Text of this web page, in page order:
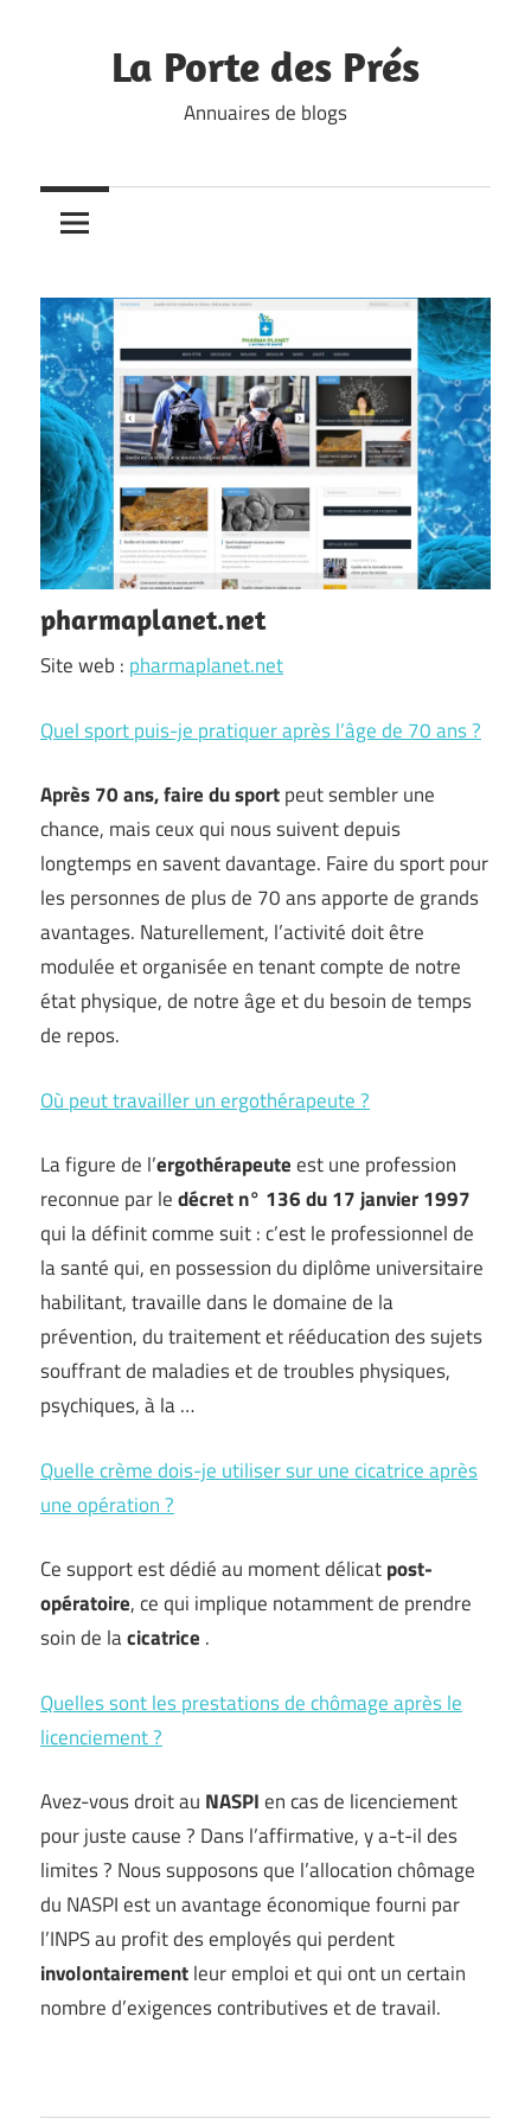
La Porte des Prés
Annuaires de blogs
pharmaplanet.net
Site web : pharmaplanet.net
Quel sport puis-je pratiquer après l’âge de 70 ans ?
Après 70 ans, faire du sportpeut sembler une
chance, mais ceux qui nous suivent depuis
longtemps en savent davantage. Faire du sport pour
les personnes de plus de 70 ans apporte de grands
avantages. Naturellement, l’activité doit être
modulée et organisée en tenant compte de notre
état physique, de notre âge et du besoin de temps
de repos.
Où peut travailler un ergothérapeute ?
La figure de l’ergothérapeuteest une profession
reconnue par ledécret n° 136 du 17 janvier 1997
qui la définit comme suit : c’est le professionnel de
la santé qui, en possession du diplôme universitaire
habilitant, travaille dans le domaine de la
prévention, du traitement et rééducation des sujets
souffrant de maladies et de troubles physiques,
psychiques, à la …
Quelle crème dois-je utiliser sur une cicatrice après
une opération ?
Ce support est dédié au moment délicatpost-
opératoire, ce qui implique notamment de prendre
soin de lacicatrice .
Quelles sont les prestations de chômage après le
licenciement ?
Avez-vous droit au NASPIen cas de licenciement
pour juste cause ? Dans l’affirmative, y a-t-il des
limites ? Nous supposons que l’allocation chômage
du NASPI est un avantage économique fourni par
l’INPS au profit des employés qui perdent
involontairementleur emploi et qui ont un certain
nombre d’exigences contributives et de travail.